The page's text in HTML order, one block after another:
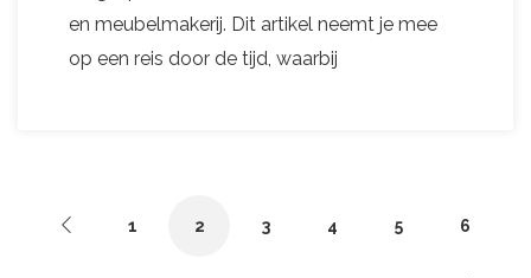
en meubelmakerij. Dit artikel neemt je mee
op een reis door de tijd, waarbij
1 2 3 4 5 6